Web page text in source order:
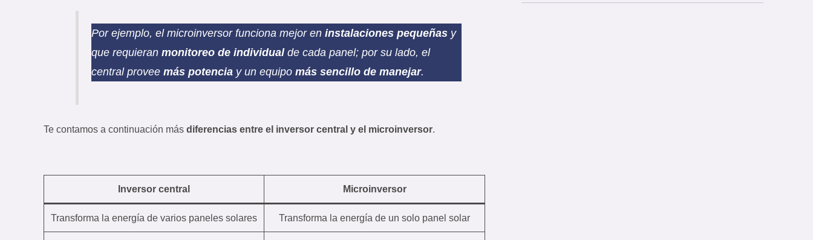
Por ejemplo, el microinversor funciona mejor en instalaciones pequeñasy
que requieran monitoreo de individual de cada panel; por su lado, el
central provee más potenciay un equipo más sencillo de manejar.
Te contamos a continuación más diferencias entre el inversor central y el microinversor.
Inversor central Microinversor
Transforma la energía de varios paneles solares Transforma la energía de un solo panel solar